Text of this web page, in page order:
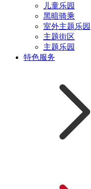
儿童乐园
黑暗骑乘
室外主题乐园
主题街区
主题乐园
特色服务